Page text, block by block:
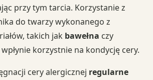
przy tym tarcia. Korzystanie z
do twarzy wykonanego z
takich jak bawełna czy
korzystnie na kondycję cery.
cery alergicznej regularne